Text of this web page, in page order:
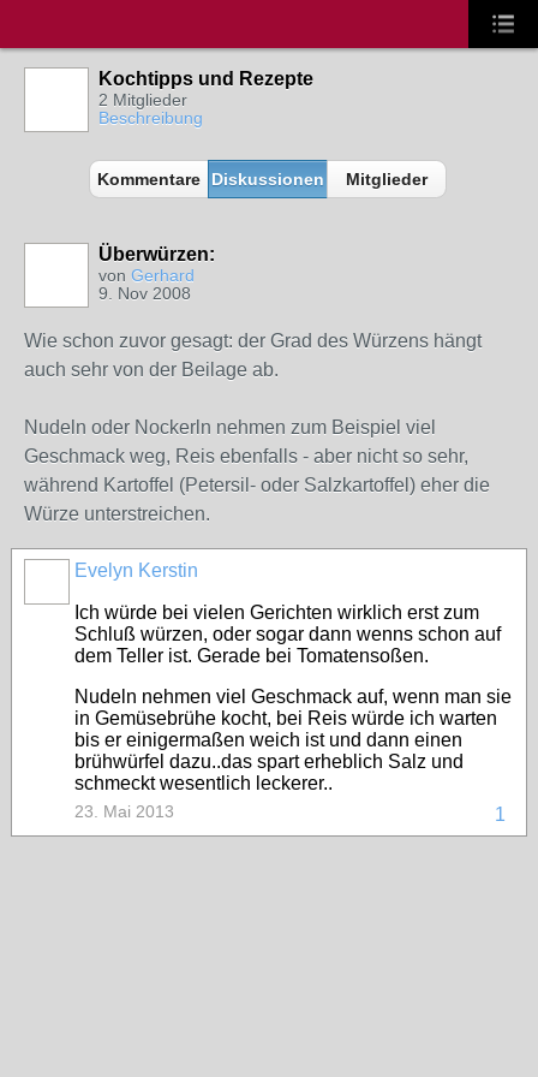
Kochtipps und Rezepte
2 Mitglieder
Beschreibung
Kommentare Diskussionen Mitglieder
Überwürzen:
von Gerhard
9. Nov 2008
Wie schon zuvor gesagt: der Grad des Würzens hängt
auch sehr von der Beilage ab.
Nudeln oder Nockerln nehmen zum Beispiel viel
Geschmack weg, Reis ebenfalls - aber nicht so sehr,
während Kartoffel (Petersil- oder Salzkartoffel) eher die
Würze unterstreichen.
Evelyn Kerstin
Ich würde bei vielen Gerichten wirklich erst zum
Schluß würzen, oder sogar dann wenns schon auf
dem Teller ist. Gerade bei Tomatensoßen.
Nudeln nehmen viel Geschmack auf, wenn man sie
in Gemüsebrühe kocht, bei Reis würde ich warten
bis er einigermaßen weich ist und dann einen
brühwürfel dazu..das spart erheblich Salz und
schmeckt wesentlich leckerer..
1
23. Mai 2013